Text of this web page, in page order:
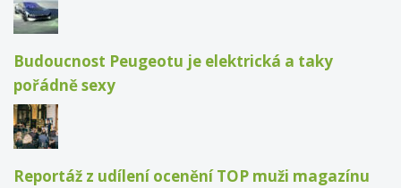
Budoucnost Peugeotu je elektrická a taky
pořádně sexy
Reportáž z udílení ocenění TOP muži magazínu